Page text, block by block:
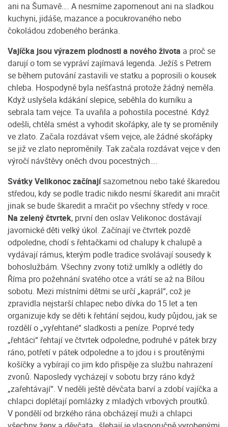
ani na Šumavě…. A nesmíme zapomenout ani na sladkou
kuchyni, jidáše, mazance a pocukrovaného nebo
čokoládou zdobeného beránka.
Vajíčka jsou výrazem plodnosti a nového života a proč se
darují o tom se vypráví zajímavá legenda. Ježíš s Petrem
se během putování zastavili ve statku a poprosili o kousek
chleba. Hospodyně byla nešťastná protože žádný neměla.
Když uslyšela kdákání slepice, seběhla do kurníku a
sebrala tam vejce. Ta uvařila a pohostila pocestné. Když
odešli, chtěla smést a vyhodit skořápky, ale ty se proměnily
ve zlato. Začala rozdávat všem vejce, ale žádné skořápky
se již ve zlato neproměnily. Tak začala rozdávat vejce v den
výročí návštěvy oněch dvou pocestných….
Svátky Velikonoc začínajísazometnou nebo také škaredou
středou, kdy se podle tradic nikdo nesmí škaredit ani mračit
jinak se bude škaredit a mračit po všechny středy v roce.
Na zelený čtvrtek, první den oslav Velikonoc dostávají
javornické děti velký úkol. Začínají ve čtvrtek pozdě
odpoledne, chodí s řehtačkami od chalupy k chalupě a
vydávají rámus, kterým podle tradice svolávají sousedy k
bohoslužbám. Všechny zvony totiž umlkly a odlétly do
Říma pro požehnání svatého otce a vrátí se až na Bílou
sobotu. Mezi místními dětmi se určí „kaprál“, což je
zpravidla nejstarší chlapec nebo dívka do 15 let a ten
organizuje kdy se děti k řehtání sejdou, kudy půjdou, jak se
rozdělí o „vyřehtané“ sladkosti a peníze. Poprvé tedy
„řehtáci“ řehtají ve čtvrtek odpoledne, podruhé v pátek brzy
ráno, potřetí v pátek odpoledne a to jdou i s proutěnými
košíčky a vybírají co jim kdo přispěje za službu nahrazení
zvonů. Naposledy vycházejí v sobotu brzy ráno když
„zařehtávají“. V neděli ještě děvčata barví a zdobí vajíčka a
chlapci doplétají pomlázky z mladých vrbových proutků.
V pondělí od brzkého rána obcházejí muži a chlapci